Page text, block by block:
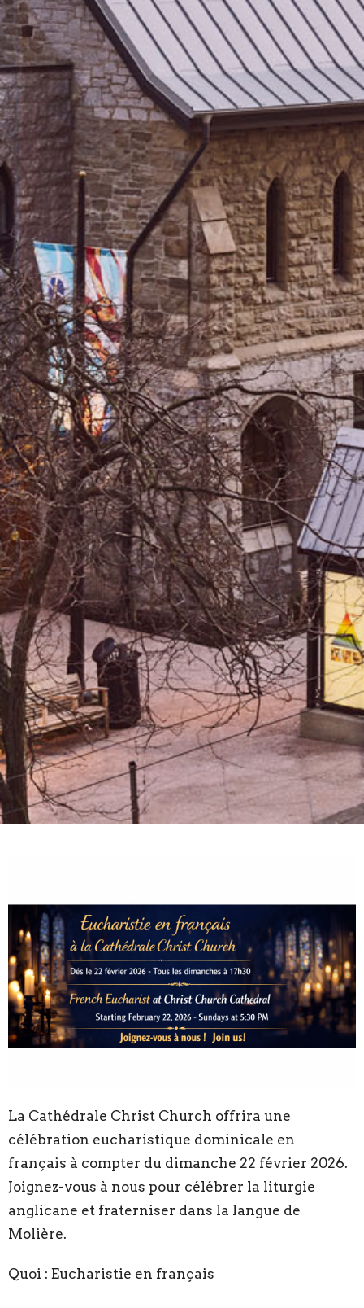
La Cathédrale Christ Church offrira une
célébration eucharistique dominicale en
français à compter du dimanche 22 février 2026.
Joignez-vous à nous pour célébrer la liturgie
anglicane et fraterniser dans la langue de
Molière.
Quoi : Eucharistie en français